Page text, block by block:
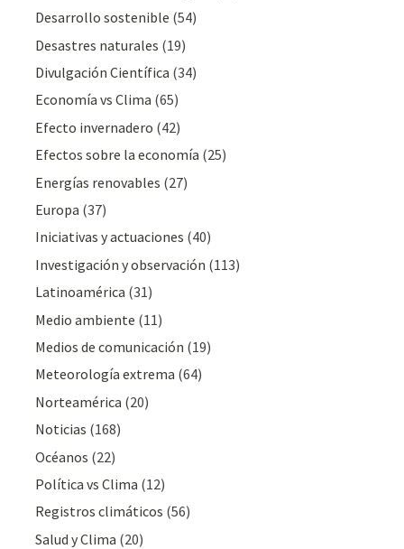
Desarrollo sostenible (54)
Desastres naturales (19)
Divulgación Cientí­fica (34)
Economía vs Clima (65)
Efecto invernadero (42)
Efectos sobre la economía (25)
Energías renovables (27)
Europa (37)
Iniciativas y actuaciones (40)
Investigación y observación (113)
Latinoamérica (31)
Medio ambiente (11)
Medios de comunicación (19)
Meteorologí­a extrema (64)
Norteamérica (20)
Noticias (168)
Océanos (22)
Polí­tica vs Clima (12)
Registros climáticos (56)
Salud y Clima (20)